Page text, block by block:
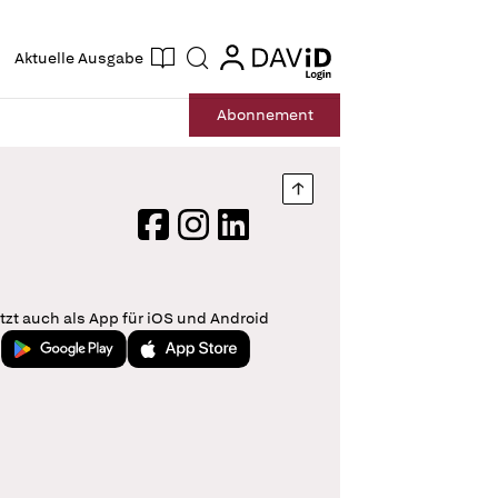
Aktuelle Ausgabe Suche login
login
Abonnement
Nach oben springen
FacebookInstagram
LinkedIn
auch als App für iOS und Android
Jetzt bei Google PlayLaden im App Store